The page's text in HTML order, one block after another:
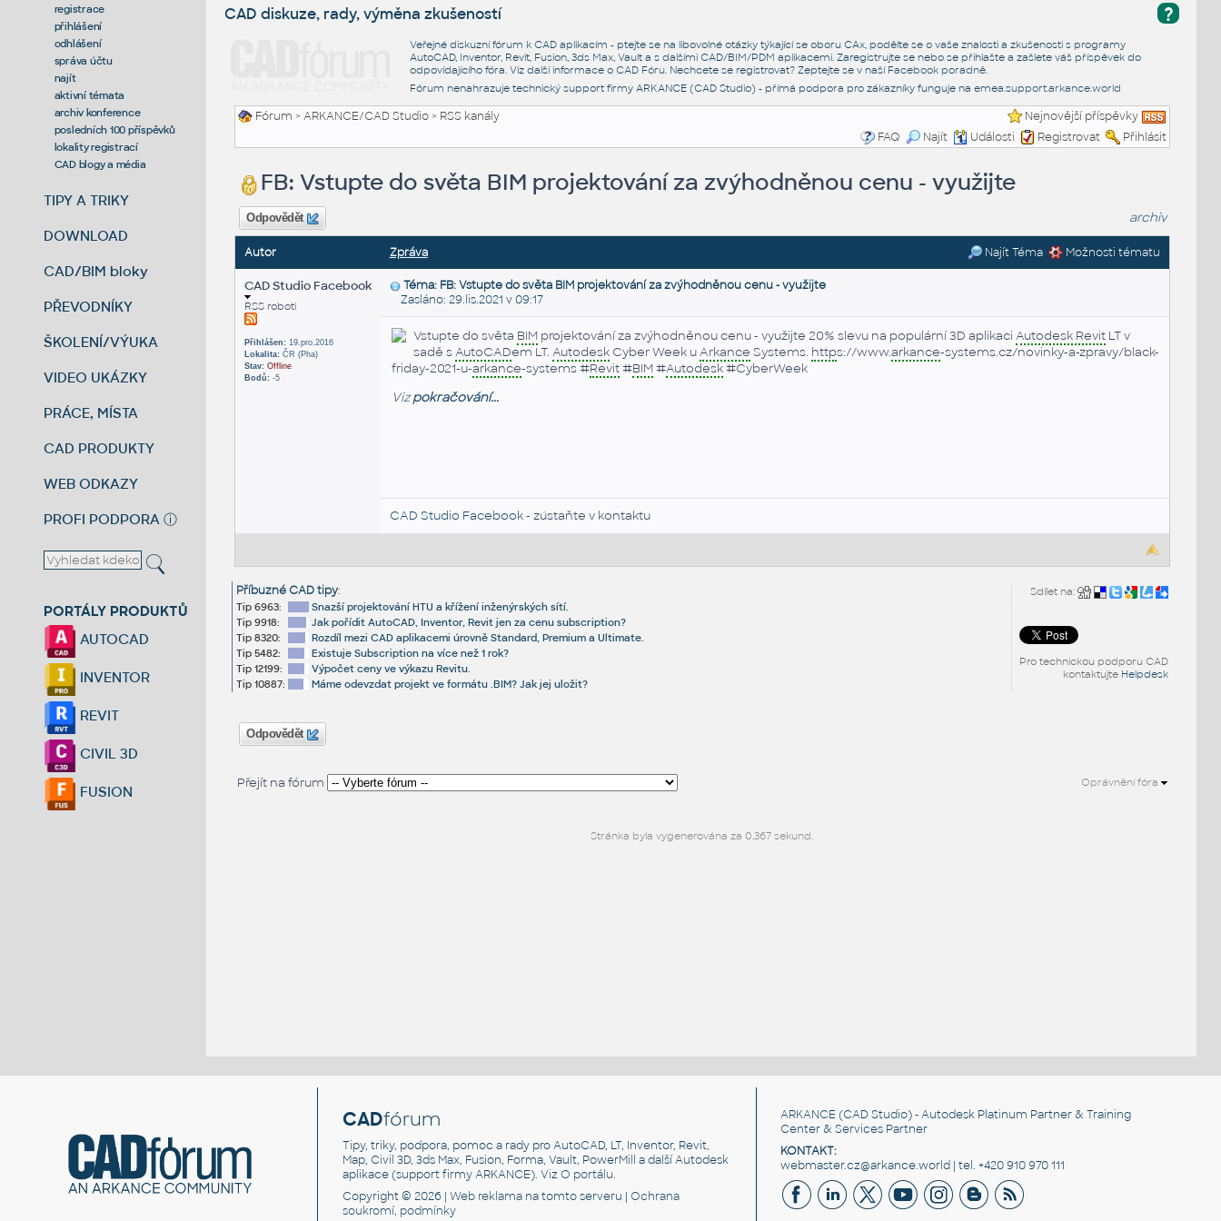
registrace
přihlášení
odhlášení
správa účtu
najít
aktivní témata
archiv konference
posledních 100 příspěvků
lokality registrací
CAD blogy a média
TIPY A TRIKY
DOWNLOAD
CAD/BIM bloky
PŘEVODNÍKY
ŠKOLENÍ/VÝUKA
VIDEO UKÁZKY
PRÁCE, MÍSTA
CAD PRODUKTY
WEB ODKAZY
PROFI PODPORA ⓘ
PORTÁLY PRODUKTŮ
AUTOCAD
INVENTOR
REVIT
CIVIL 3D
FUSION
?
CAD diskuze, rady, výměna zkušeností
Veřejné diskuzní fórum k CAD aplikacím - ptejte se na libovolné otázky týkající se oboru CAx, podělte se o vaše znalosti a zkušenosti s programy
AutoCAD, Inventor, Revit, Fusion, 3ds Max, Vault a s dalšími CAD/BIM/PDM aplikacemi. Zaregistrujte se nebo se přihlašte a zašlete váš příspěvek do
odpovídajícího fóra. Viz další informace o CAD Fóru. Nechcete se registrovat? Zeptejte se v naší Facebook poradně.
Fórum nenahrazuje technický support firmy ARKANCE (CAD Studio) - přímá podpora pro zákazníky funguje na emea.support.arkance.world
Fórum >ARKANCE/CAD Studio> RSS kanály
Nejnovější příspěvky
FAQ
Najít Události Registrovat Přihlásit
FB: Vstupte do světa BIM projektování za zvýhodněnou cenu - využijte
Odpovědět archiv
Autor Zpráva Najít Téma Možnosti tématu
CAD Studio Facebook
RSS roboti
Přihlášen:19.pro.2016
Lokalita:ČR (Pha)
Stav: Offline
Bodů:-5
Téma: FB: Vstupte do světa BIM projektování za zvýhodněnou cenu - využijte
Zasláno: 29.lis.2021 v 09:17
Vstupte do světa BIMprojektování za zvýhodněnou cenu - využijte 20% slevu na populární 3D aplikaci Autodesk RevitLT v
sadě sAutoCADem LT. AutodeskCyber Week uArkance Systems. https://www.arkance-systems.cz/novinky-a-zpravy/black-
friday-2021-u-arkance-systems #Revit#BIM#Autodesk#CyberWeek
Vizpokračování...
CAD Studio Facebook- zústaňte v kontaktu
Sdílet na:
Pro technickou podporu CAD
kontaktujte Helpdesk
Příbuzné CAD tipy:
Tip 6963:
Snazší projektování HTU a křížení inženýrských sítí.
Tip 9918:
Jak pořídit AutoCAD, Inventor, Revit jen za cenu subscription?
Tip 8320:
Rozdíl mezi CAD aplikacemi úrovně Standard, Premium a Ultimate.
Tip 5482:
Existuje Subscription na více než 1 rok?
Tip 12199:
Výpočet ceny ve výkazu Revitu.
Tip 10887:
Máme odevzdat projekt ve formátu .BIM? Jak jej uložit?
Odpovědět
Přejít na fórum Oprávnění fóra
Stránka byla vygenerována za 0,367 sekund.
CADfórum
Tipy, triky, podpora, pomoc a rady pro AutoCAD, LT, Inventor, Revit,
Map, Civil 3D, 3ds Max, Fusion, Forma, Vault, PowerMill a další Autodesk
aplikace (support firmy ARKANCE). VizO portálu.
Copyright © 2026 |Web reklama na tomto serveru |Ochrana
soukromí, podmínky
ARKANCE (CAD Studio) - Autodesk Platinum Partner & Training
Center & Services Partner
KONTAKT:
webmaster.cz@arkance.world | tel. +420 910 970 111